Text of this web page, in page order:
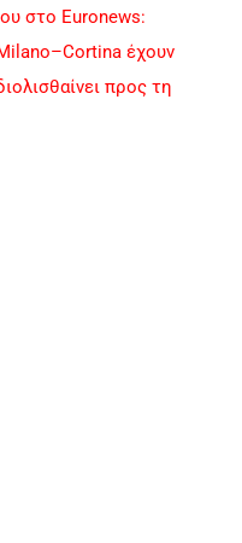
στο Euronews:
έχουν
προς τη